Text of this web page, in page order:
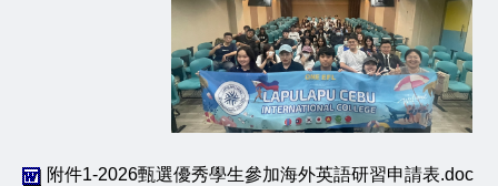
附件1-2026甄選優秀學生參加海外英語研習申請表.doc